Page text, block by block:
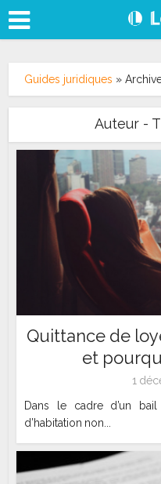
Guides juridiques »
Auteur -
Quittance de
et
1
Dans le cadre d’un bail
d’habitation non...